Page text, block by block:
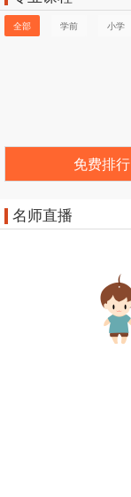
全部 学前 小学
免费排行
名师直播